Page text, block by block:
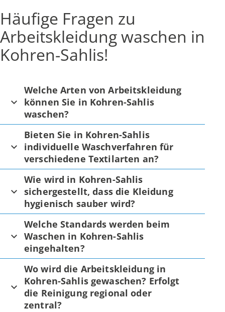
Häufige Fragen zu
Arbeitskleidung waschen in
Kohren-Sahlis!
Welche Arten von Arbeitskleidung
können Sie in Kohren-Sahlis
waschen?
Bieten Sie in Kohren-Sahlis
individuelle Waschverfahren für
verschiedene Textilarten an?
Wie wird in Kohren-Sahlis
sichergestellt, dass die Kleidung
hygienisch sauber wird?
Welche Standards werden beim
Waschen in Kohren-Sahlis
eingehalten?
Wo wird die Arbeitskleidung in
Kohren-Sahlis gewaschen? Erfolgt
die Reinigung regional oder
zentral?